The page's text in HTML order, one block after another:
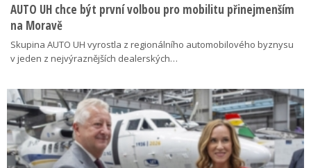
AUTO UH chce být první volbou pro mobilitu přinejmenším
na Moravě
Skupina AUTO UH vyrostla z regionálního automobilového byznysu
v jeden z nejvýraznějších dealerských…